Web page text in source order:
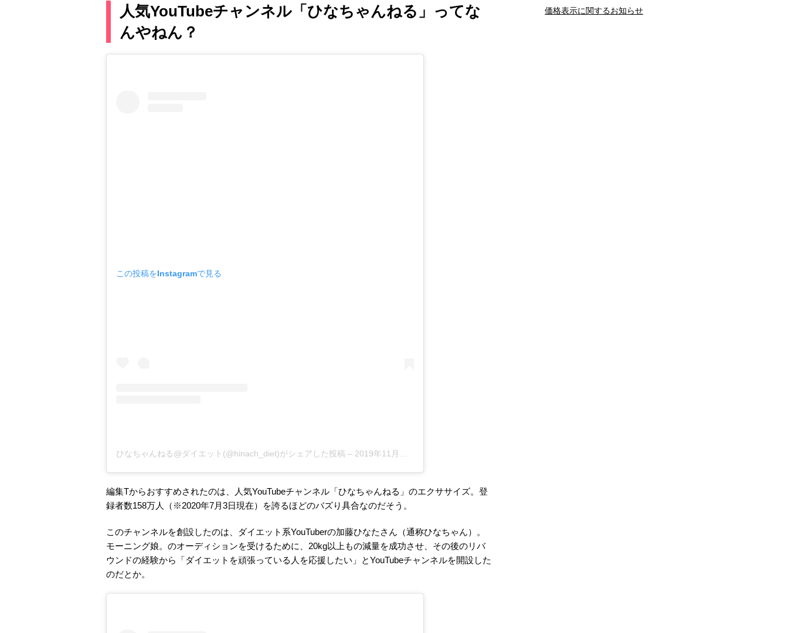
人気YouTubeチャンネル「ひなちゃんねる」ってな
んやねん？
この投稿をInstagramで見る
ひなちゃんねる@ダイエット(@hinach_diet)がシェアした投稿 – 2019年11月月4日午後8時27分PST
編集Tからおすすめされたのは、人気YouTubeチャンネル「ひなちゃんねる」のエクササイズ。登
録者数158万人（※2020年7月3日現在）を誇るほどのバズり具合なのだそう。
このチャンネルを創設したのは、ダイエット系YouTuberの加藤ひなたさん（通称ひなちゃん）。
モーニング娘。のオーディションを受けるために、20kg以上もの減量を成功させ、その後のリバ
ウンドの経験から「ダイエットを頑張っている人を応援したい」とYouTubeチャンネルを開設した
のだとか。
夫との関係
新津春子 どか食い
価格表示に関するお知らせ